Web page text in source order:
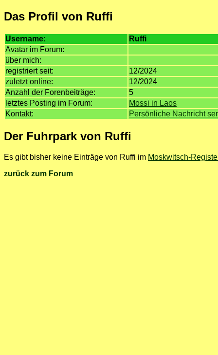
Das Profil von Ruffi
Username:
Ruffi
Avatar im Forum:
über mich:
registriert seit:
12/2024
zuletzt online:
12/2024
Anzahl der Forenbeiträge:
5
letztes Posting im Forum:
Mossi in Laos
Kontakt:
Persönliche Nachricht
Der Fuhrpark von Ruffi
Es gibt bisher keine Einträge von Ruffi im Moskwitsch-
zurück zum Forum